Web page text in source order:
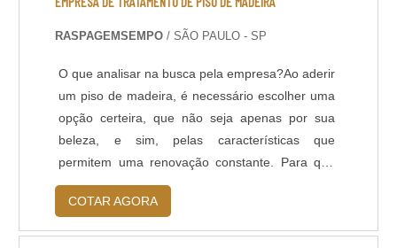
RASPAGEMSEMPO / SÃO PAULO - SP
O que analisar na busca pela empresa?Ao aderir
um piso de madeira, é necessário escolher uma
opção certeira, que não seja apenas por sua
beleza, e sim, pelas características que
permitem uma renovação constante. Para que
haja essa renovação, é importante que haja um
empresa de tratamento de piso de madeira.A
primeira coisa que deve ser observada na
COTAR AGORA